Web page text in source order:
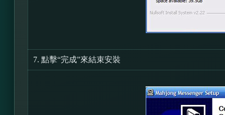
7. 點擊“完成”來結束安裝